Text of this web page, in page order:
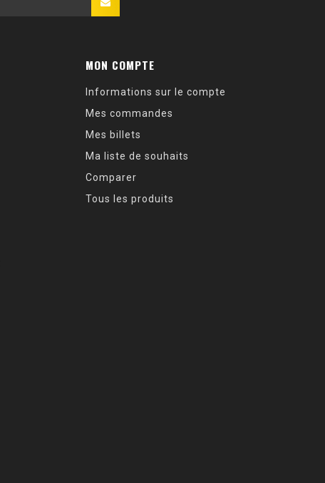
MON COMPTE
Informations sur le compte
Mes commandes
Mes billets
Ma liste de souhaits
Comparer
Tous les produits